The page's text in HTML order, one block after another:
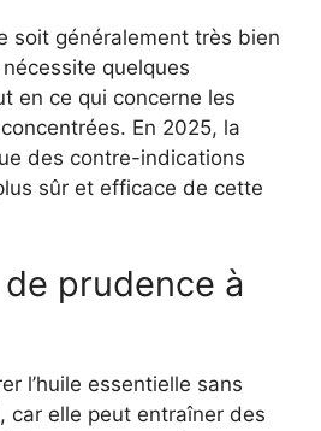
soit généralement très bien
quelques
en ce qui concerne les
En 2025, la
des contre-indications
sûr et efficace de cette
prudence à
l’huile essentielle sans
car elle peut entraîner des